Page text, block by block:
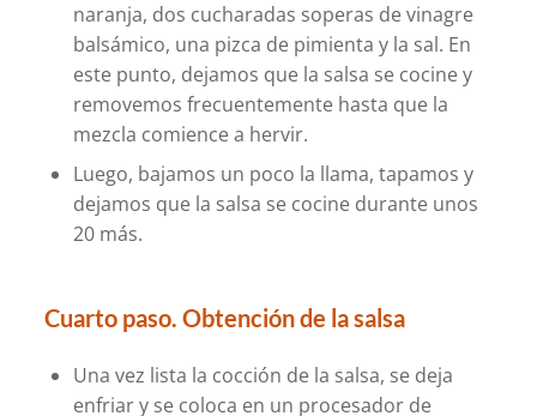
naranja, dos cucharadas soperas de vinagre
balsámico, una pizca de pimienta y la sal. En
este punto, dejamos que la salsa se cocine y
removemos frecuentemente hasta que la
mezcla comience a hervir.
Luego, bajamos un poco la llama, tapamos y
dejamos que la salsa se cocine durante unos
20 más.
Cuarto paso. Obtención de la salsa
Una vez lista la cocción de la salsa, se deja
enfriar y se coloca en un procesador de